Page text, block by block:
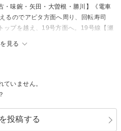
見る
・味鋺・矢田・大曽根・勝川】《電車
るのでアピタ方面へ周り、回転寿司
ップを越え、19号方面へ。19号線【瀬
7・8・13】
いません。
投稿する